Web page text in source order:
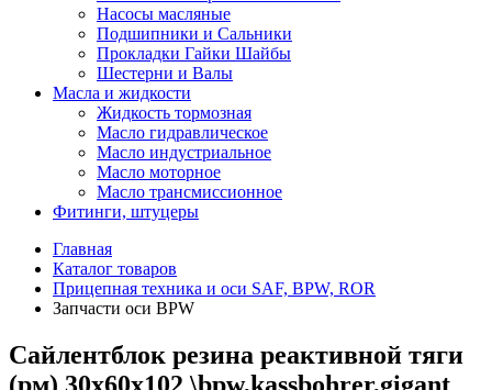
Насосы масляные
Подшипники и Сальники
Прокладки Гайки Шайбы
Шестерни и Валы
Масла и жидкости
Жидкость тормозная
Масло гидравлическое
Масло индустриальное
Масло моторное
Масло трансмиссионное
Фитинги, штуцеры
Главная
Каталог товаров
Прицепная техника и оси SAF, BPW, ROR
Запчасти оси BPW
Сайлентблок резина реактивной тяги